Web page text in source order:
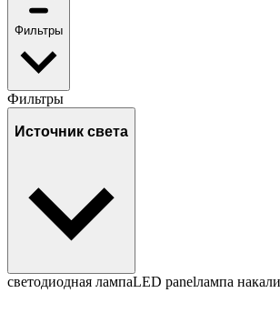
Фильтры
Фильтры
Источник света
светодиодная лампаLED panelлампа